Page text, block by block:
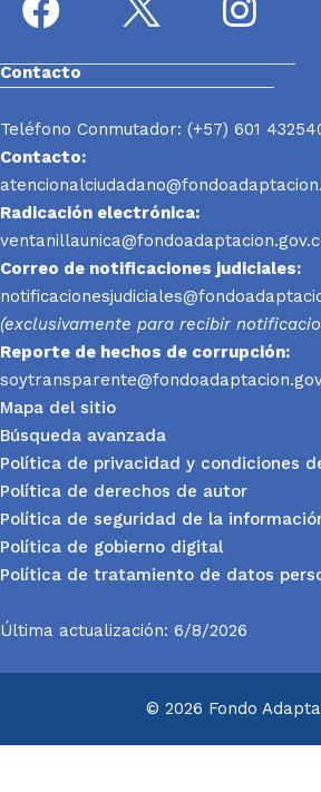
Contacto
Teléfono Conmutador: (+57) 601
Contacto:
Radicación electrónica:
Correo de notificaciones judiciales:
(exclusivamente para recibir
Reporte de hechos de corrupción:
Mapa del sitio
Búsqueda avanzada
Política de privacidad y condiciones
Política de derechos de autor
Política de seguridad de la
Política de gobierno digital
Política de tratamiento de datos
Última actualización: 6/8/2026
© 2026 Fondo